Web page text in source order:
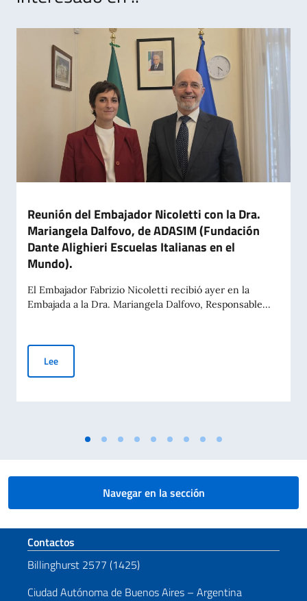
Reunión del Embajador Nicoletti con la Dra.
Mariangela Dalfovo, de ADASIM (Fundación
Dante Alighieri Escuelas Italianas en el
Mundo).
El Embajador Fabrizio Nicoletti recibió ayer en la
Embajada a la Dra. Mariangela Dalfovo, Responsable...
LeeReunión del Embajador Nicoletti con la Dra. Mariangela
Navegar en la sección
Sezione footer
Contactos
Billinghurst 2577 (1425)
Ciudad Autónoma de Buenos Aires – Argentina